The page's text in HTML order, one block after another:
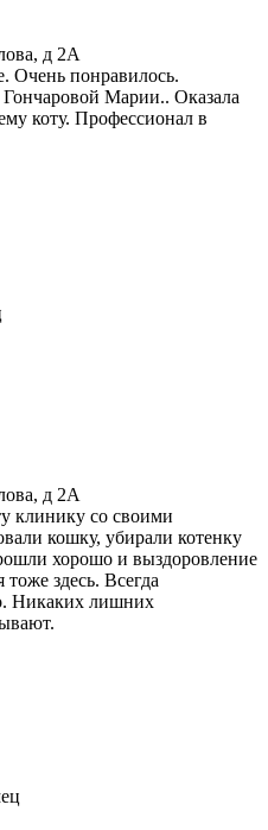
д 2А
Очень понравилось.
Гончаровой Марии.. Оказала
коту. Профессионал в
д 2А
клинику со своими
кошку, убирали котенку
хорошо и выздоровление
здесь. Всегда
Никаких лишних